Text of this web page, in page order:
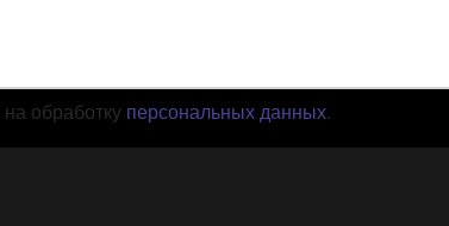
обработку персональных данных.